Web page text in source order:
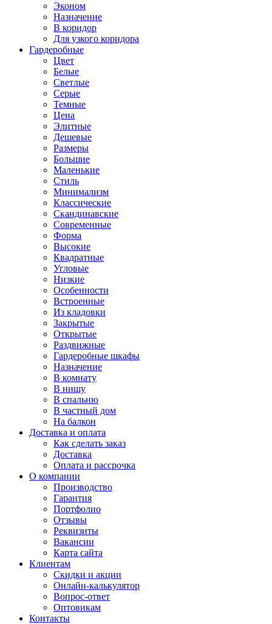
Эконом
Назначение
В коридор
Для узкого коридора
Гардеробные
Цвет
Белые
Светлые
Серые
Темные
Цена
Элитные
Дешевые
Размеры
Большие
Маленькие
Стиль
Минимализм
Классические
Скандинавские
Современные
Форма
Высокие
Квадратные
Угловые
Низкие
Особенности
Встроенные
Из кладовки
Закрытые
Открытые
Раздвижные
Гардеробные шкафы
Назначение
В комнату
В нишу
В спальню
В частный дом
На балкон
Доставка и оплата
Как сделать заказ
Доставка
Оплата и рассрочка
О компании
Производство
Гарантия
Портфолио
Отзывы
Реквизиты
Вакансии
Карта сайта
Клиентам
Скидки и акции
Онлайн-калькулятор
Вопрос-ответ
Оптовикам
Контакты